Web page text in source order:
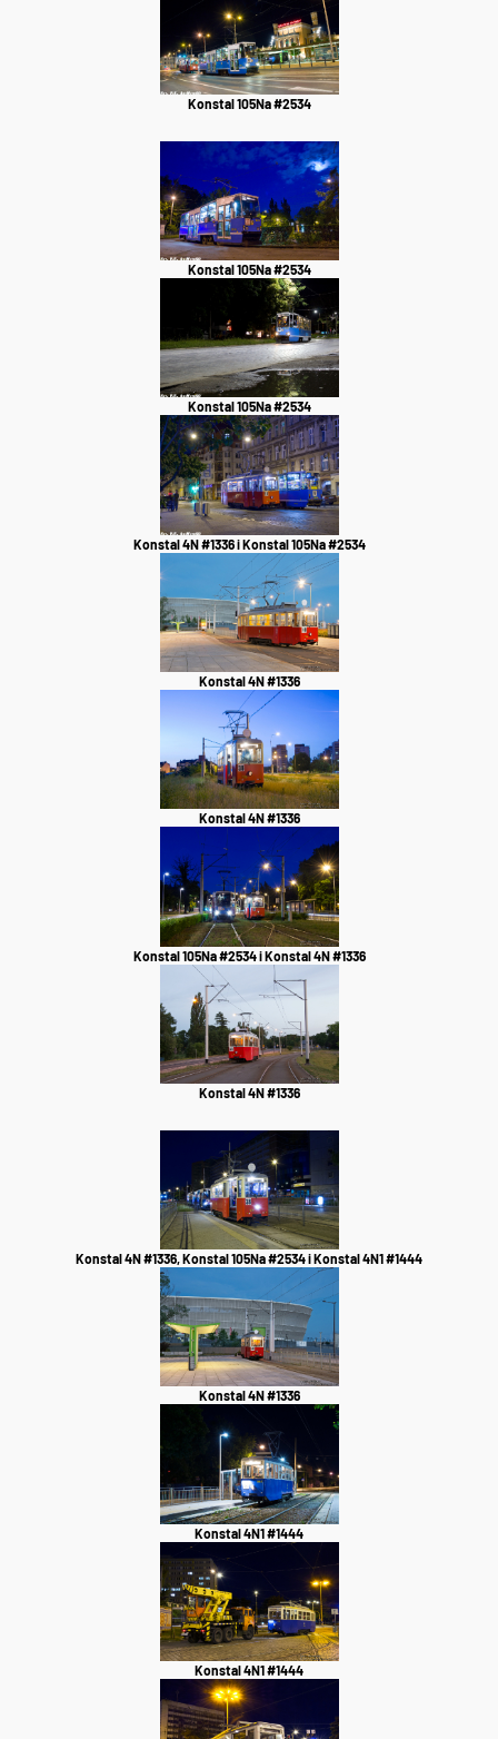
Konstal 105Na #2534
Konstal 105Na #2534
Konstal 105Na #2534
Konstal 4N #1336 i Konstal 105Na #2534
Konstal 4N #1336
Konstal 4N #1336
Konstal 105Na #2534 i Konstal 4N #1336
Konstal 4N #1336
Konstal 4N #1336, Konstal 105Na #2534 i Konstal 4N1 #1444
Konstal 4N #1336
Konstal 4N1 #1444
Konstal 4N1 #1444